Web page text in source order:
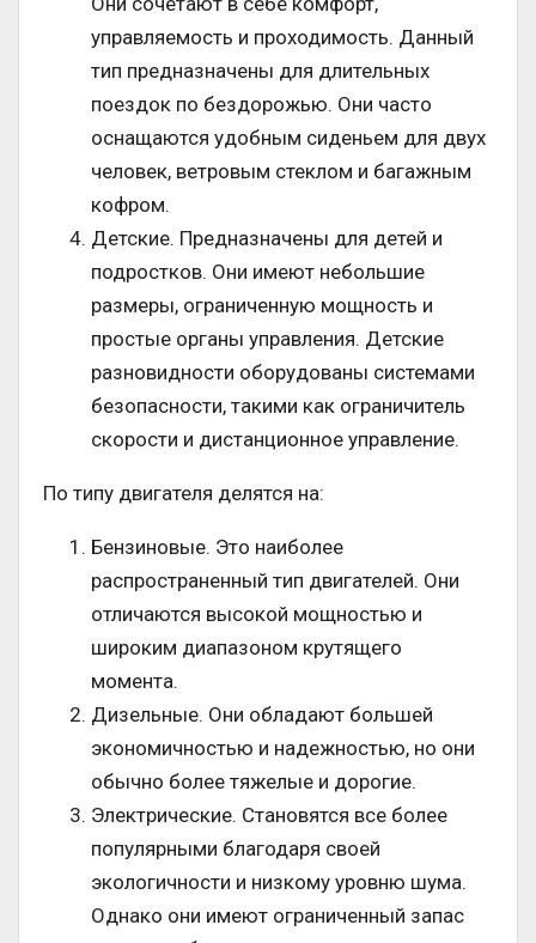
управляемость и проходимость. Данный
тип предназначены для длительных
поездок по бездорожью. Они часто
оснащаются удобным сиденьем для двух
человек, ветровым стеклом и багажным
кофром.
Детские. Предназначены для детей и
подростков. Они имеют небольшие
размеры, ограниченную мощность и
простые органы управления. Детские
разновидности оборудованы системами
безопасности, такими как ограничитель
скорости и дистанционное управление.
По типу двигателя делятся на:
Бензиновые. Это наиболее
распространенный тип двигателей. Они
отличаются высокой мощностью и
широким диапазоном крутящего
момента.
Дизельные. Они обладают большей
экономичностью и надежностью, но они
обычно более тяжелые и дорогие.
Электрические. Становятся все более
популярными благодаря своей
экологичности и низкому уровню шума.
Однако они имеют ограниченный запас